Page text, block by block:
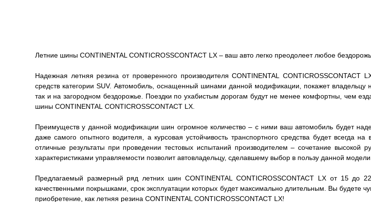
Летние шины CONTINENTAL CONTICROSSCONTACT LX – ваш авто легко преодолеет любое
Надежная летняя резина от проверенного производителя CONTINENTAL CONTICROSSCONTACT
средств категории SUV. Автомобиль, оснащенный шинами данной модификации, покажет владельцу
так и на загородном бездорожье. Поездки по ухабистым дорогам будут не менее комфортны, чем
шины CONTINENTAL CONTICROSSCONTACT LX.
Преимуществ у данной модификации шин огромное количество – с ними ваш автомобиль будет
даже самого опытного водителя, а курсовая устойчивость транспортного средства будет всегда
отличные результаты при проведении тестовых испытаний производителем – сочетание
характеристиками управляемости позволит автовладельцу, сделавшему выбор в пользу данной
Предлагаемый размерный ряд летних шин CONTINENTAL CONTICROSSCONTACT LX от 15 до
качественными покрышками, срок эксплуатации которых будет максимально длительным. Вы будете
приобретение, как летняя резина CONTINENTAL CONTICROSSCONTACT LX!